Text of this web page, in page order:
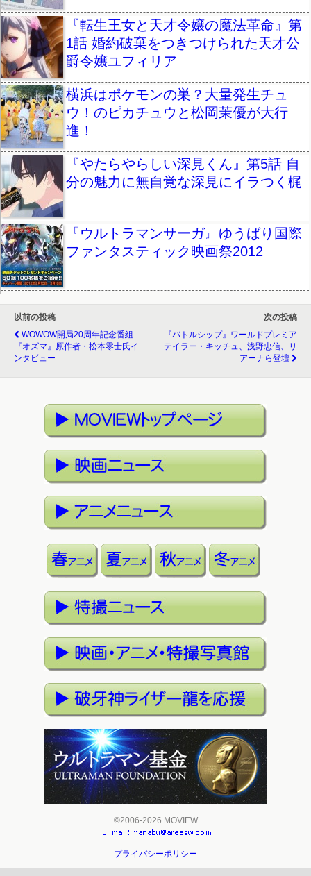
『転生王女と天才令嬢の魔法革命』第
1話 婚約破棄をつきつけられた天才公
爵令嬢ユフィリア
横浜はポケモンの巣？大量発生チュ
ウ！のピカチュウと松岡茉優が大行
進！
『やたらやらしい深見くん』第5話 自
分の魅力に無自覚な深見にイラつく梶
『ウルトラマンサーガ』ゆうばり国際
ファンタスティック映画祭2012
以前の投稿
WOWOW開局20周年記念番組
『オズマ』原作者・松本零士氏イ
ンタビュー
次の投稿
『バトルシップ』ワールドプレミア
テイラー・キッチュ、浅野忠信、リ
アーナら登壇
©2006-2026 MOVIEW
プライバシーポリシー